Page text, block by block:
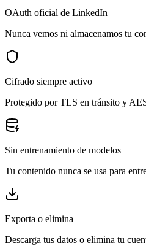
OAuth oficial de LinkedIn
Nunca vemos ni almacenamos tu
Cifrado siempre activo
Protegido por TLS en tránsito y
Sin entrenamiento de modelos
Tu contenido nunca se usa para
Exporta o elimina
Descarga tus datos o elimina tu